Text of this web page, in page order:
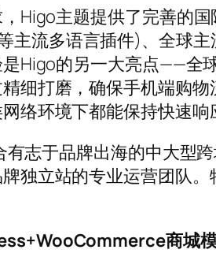
Higo主题提供了完善的
主流多语言插件)、全球
Higo的另一大亮点——全
细打磨，确保手机端购
络环境下都能保持快速响
志于品牌出海的中大型
独立站的专业运营团队
商城